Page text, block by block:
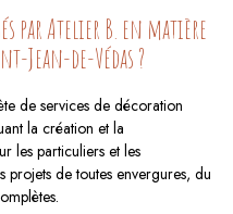
par Atelier B. en matière
Jean-de-Védas ?
de services de décoration
la création et la
les particuliers et les
projets de toutes envergures, du